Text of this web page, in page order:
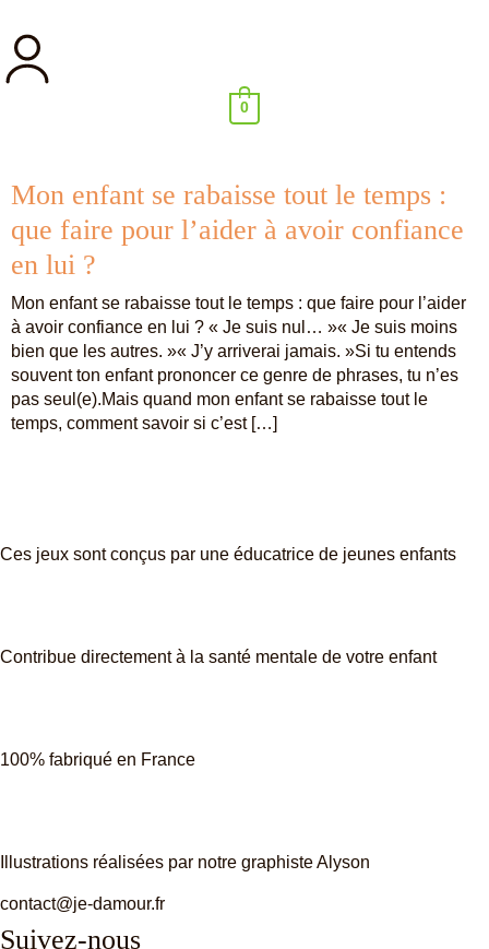
0
Mon enfant se rabaisse tout le temps :
que faire pour l’aider à avoir confiance
en lui ?
Mon enfant se rabaisse tout le temps : que faire pour l’aider
à avoir confiance en lui ? « Je suis nul… »« Je suis moins
bien que les autres. »« J’y arriverai jamais. »Si tu entends
souvent ton enfant prononcer ce genre de phrases, tu n’es
pas seul(e).Mais quand mon enfant se rabaisse tout le
temps, comment savoir si c’est […]
Ces jeux sont conçus par une éducatrice de jeunes enfants
Contribue directement à la santé mentale de votre enfant
100% fabriqué en France
Illustrations réalisées par notre graphiste Alyson
contact@je-damour.fr
Suivez-nous